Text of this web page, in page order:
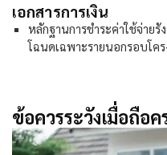
เอกสารการเงิน
หลักฐานการชำระค่าใช้จ่าย
โฉนดเฉพาะรายนอกรอบโคร
ข้อควรระวังเมื่อถือ